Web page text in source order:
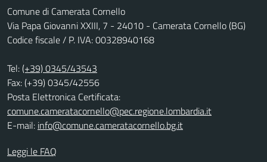
Comune di Camerata Cornello
Via Papa Giovanni XXIII, 7 - 24010 - Camerata Cornello (BG)
Codice fiscale / P. IVA: 00328940168
Tel:(+39) 0345/43543
Fax: (+39) 0345/42556
Posta Elettronica Certificata:
comune.cameratacornello@pec.regione.lombardia.it
E-mail: info@comune.cameratacornello.bg.it
Leggi le FAQ